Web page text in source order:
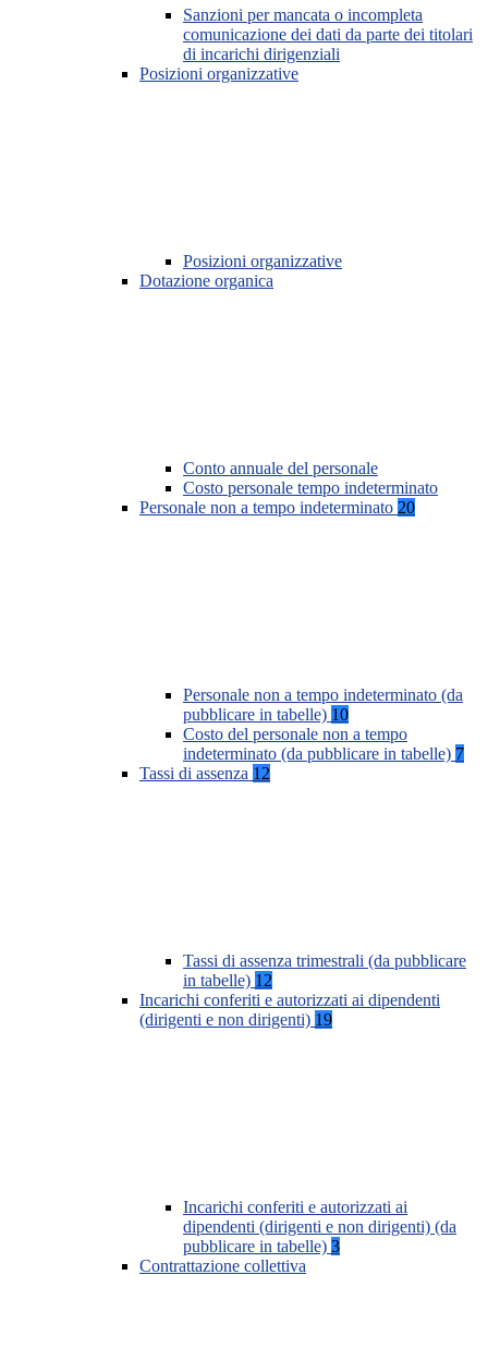
Sanzioni per mancata o incompleta
comunicazione dei dati da parte dei titolari
di incarichi dirigenziali
Posizioni organizzative
Posizioni organizzative
Dotazione organica
Conto annuale del personale
Costo personale tempo indeterminato
Personale non a tempo indeterminato 20
Personale non a tempo indeterminato (da
pubblicare in tabelle) 10
Costo del personale non a tempo
indeterminato (da pubblicare in tabelle) 7
Tassi di assenza 12
Tassi di assenza trimestrali (da pubblicare
in tabelle) 12
Incarichi conferiti e autorizzati ai dipendenti
(dirigenti e non dirigenti) 19
Incarichi conferiti e autorizzati ai
dipendenti (dirigenti e non dirigenti) (da
pubblicare in tabelle) 3
Contrattazione collettiva